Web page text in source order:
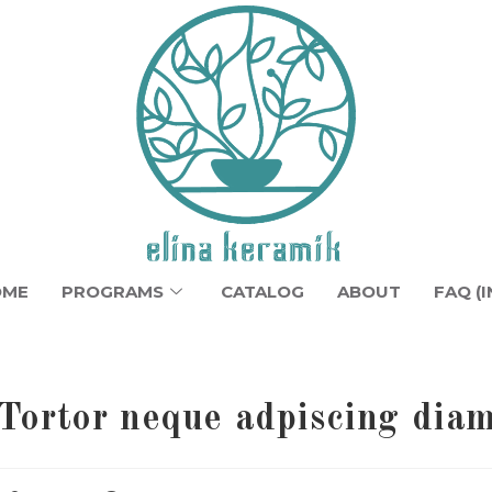
PROGRAMS CATALOG ABOUT FAQ
neque adpiscing